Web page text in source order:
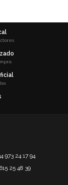
973 24 17 94
25 48 39